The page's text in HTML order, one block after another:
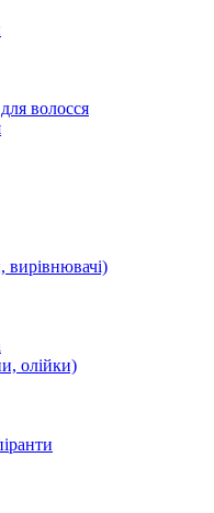
волосся
вирівнювачі)
олійки)